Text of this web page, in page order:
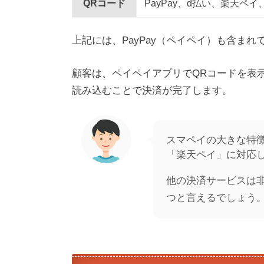
QRコード PayPay、d払い、楽天ペイ
上記には、PayPay（ペイペイ）も含まれ
顧客は、ペイペイアプリでQRコードを表
読み込むことで決済が完了します。
スマペイの大きな特
「楽天ペイ」に対応
他の決済サービスは
つと言えるでしょう